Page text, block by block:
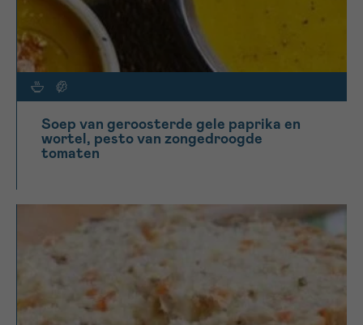
Soep van geroosterde gele paprika en
wortel, pesto van zongedroogde
tomaten